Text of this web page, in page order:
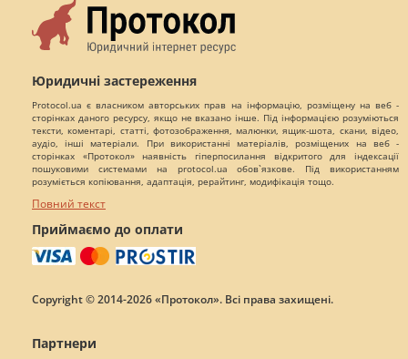
Юридичні застереження
Protocol.ua є власником авторських прав на інформацію, розміщену на веб -
сторінках даного ресурсу, якщо не вказано інше. Під інформацією розуміються
тексти, коментарі, статті, фотозображення, малюнки, ящик-шота, скани, відео,
аудіо, інші матеріали. При використанні матеріалів, розміщених на веб -
сторінках «Протокол» наявність гіперпосилання відкритого для індексації
пошуковими системами на protocol.ua обов`язкове. Під використанням
розуміється копіювання, адаптація, рерайтинг, модифікація тощо.
Повний текст
Приймаємо до оплати
Copyright © 2014-2026 «Протокол». Всі права захищені.
Партнери